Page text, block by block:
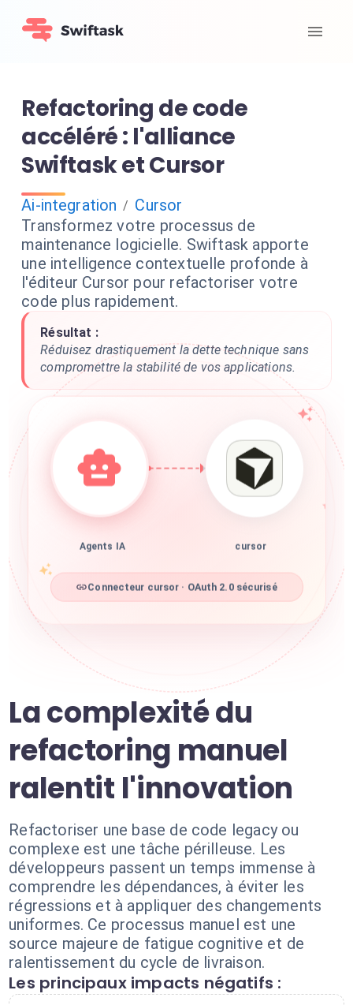
Refactoring de code
accéléré : l'alliance
Swiftask et Cursor
Ai-integration / Cursor
Transformez votre processus de
maintenance logicielle. Swiftask apporte
une intelligence contextuelle profonde à
l'éditeur Cursor pour refactoriser votre
code plus rapidement.
Résultat :
Réduisez drastiquement la dette technique sans
compromettre la stabilité de vos applications.
Agents IA cursor
Connecteur cursor · OAuth 2.0 sécurisé
La complexité du
refactoring manuel
ralentit l'innovation
Refactoriser une base de code legacy ou
complexe est une tâche périlleuse. Les
développeurs passent un temps immense à
comprendre les dépendances, à éviter les
régressions et à appliquer des changements
uniformes. Ce processus manuel est une
source majeure de fatigue cognitive et de
ralentissement du cycle de livraison.
Les principaux impacts négatifs :